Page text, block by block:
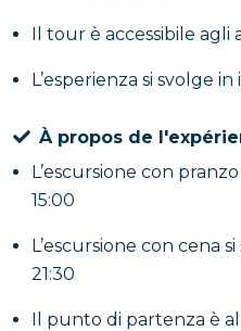
Il tour è accessibile agli
L’esperienza si svolge
À propos de
L’escursione con
15:00
L’escursione con cena
21:30
Il punto di partenza è